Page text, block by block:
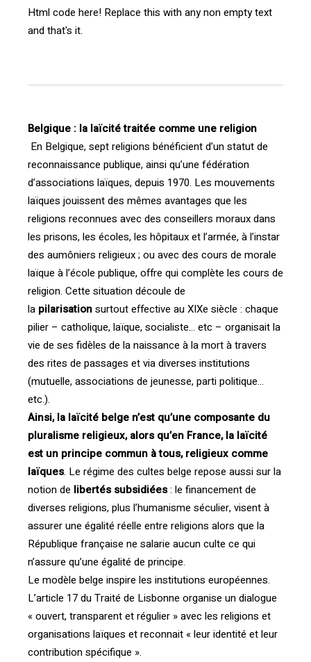
Html code here! Replace this with any non empty text
and that's it.
Belgique : la laïcité traitée comme une religion
En Belgique, sept religions bénéficient d’un statut de
reconnaissance publique, ainsi qu’une fédération
d’associations laïques, depuis 1970. Les mouvements
laïques jouissent des mêmes avantages que les
religions reconnues avec des conseillers moraux dans
les prisons, les écoles, les hôpitaux et l’armée, à l’instar
des aumôniers religieux ; ou avec des cours de morale
laïque à l’école publique, offre qui complète les cours de
religion. Cette situation découle de
la pilarisationsurtout effective au XIXe siècle : chaque
pilier – catholique, laïque, socialiste… etc – organisait la
vie de ses fidèles de la naissance à la mort à travers
des rites de passages et via diverses institutions
(mutuelle, associations de jeunesse, parti politique…
etc.).
Ainsi, la laïcité belge n’est qu’une composante du
pluralisme religieux, alors qu’en France, la laïcité
est un principe commun à tous, religieux comme
laïques. Le régime des cultes belge repose aussi sur la
notion de libertés subsidiées: le financement de
diverses religions, plus l’humanisme séculier, visent à
assurer une égalité réelle entre religions alors que la
République française ne salarie aucun culte ce qui
n’assure qu’une égalité de principe.
Le modèle belge inspire les institutions européennes.
L’article 17 du Traité de Lisbonne organise un dialogue
« ouvert, transparent et régulier » avec les religions et
organisations laïques et reconnait « leur identité et leur
contribution spécifique ».